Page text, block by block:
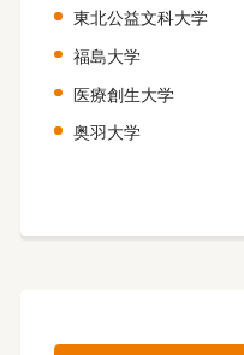
東北公益文科大学
福島大学
医療創生大学
奥羽大学